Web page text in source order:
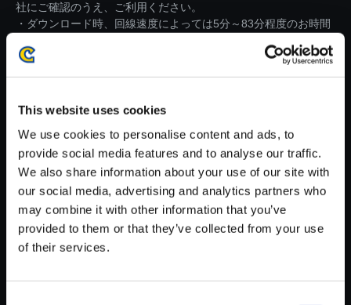
This website uses cookies
We use cookies to personalise content and ads, to
provide social media features and to analyse our traffic.
We also share information about your use of our site with
our social media, advertising and analytics partners who
may combine it with other information that you’ve
provided to them or that they’ve collected from your use
of their services.
社にご確認のうえ、ご利用ください。
・ダウンロード時、回線速度によっては5分～83分程度のお時間
※ご購入いただいたファイルのダウンロードの際には、通信環境
【単曲】プラグマタ オリジナル
サウンドトラック Connection
Lost